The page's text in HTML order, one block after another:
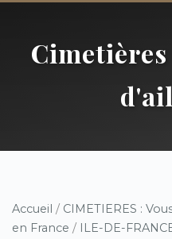
Accueil / CIMETIERES :
en France / ILE-DE-